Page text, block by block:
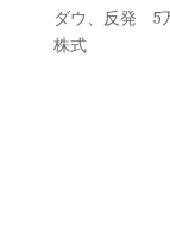
ダウ、反発 5
株式